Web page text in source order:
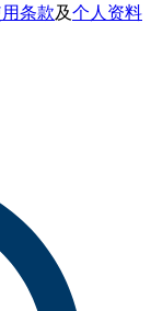
条款及个人资料